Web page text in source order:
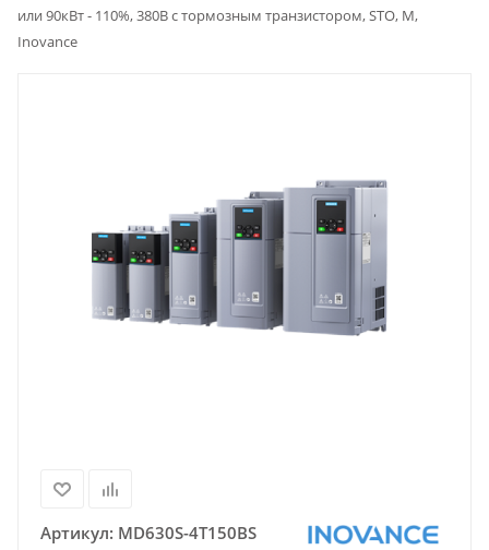
или 90кВт - 110%, 380В с тормозным транзистором, STO, M,
Inovance
Артикул: MD630S-4T150BS